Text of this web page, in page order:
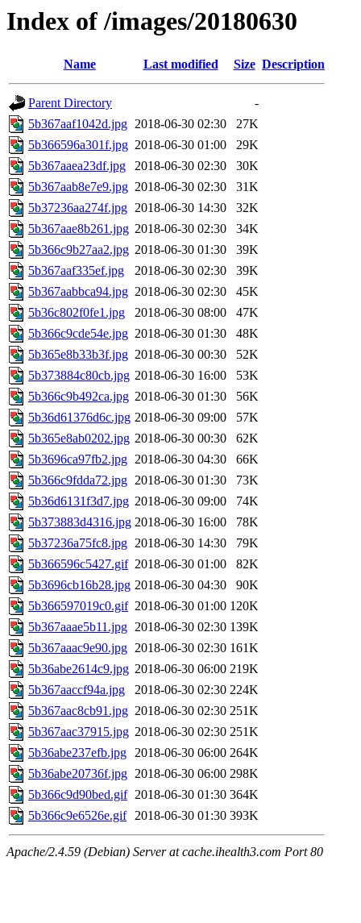
Index of /images/20180630
Name Last modified Size Description
Parent Directory
-
5b367aaf1042d.jpg 2018-06-30 02:30
27K
5b366596a301f.jpg 2018-06-30 01:00
29K
5b367aaea23df.jpg
2018-06-30 02:30
30K
5b367aab8e7e9.jpg 2018-06-30 02:30
31K
5b37236aa274f.jpg 2018-06-30 14:30
32K
5b367aae8b261.jpg 2018-06-30 02:30
34K
5b366c9b27aa2.jpg 2018-06-30 01:30
39K
5b367aaf335ef.jpg
2018-06-30 02:30
39K
5b367aabbca94.jpg 2018-06-30 02:30
45K
5b36c802f0fe1.jpg
2018-06-30 08:00
47K
5b366c9cde54e.jpg 2018-06-30 01:30
48K
5b365e8b33b3f.jpg 2018-06-30 00:30
52K
5b373884c80cb.jpg 2018-06-30 16:00
53K
5b366c9b492ca.jpg 2018-06-30 01:30
56K
5b36d61376d6c.jpg 2018-06-30 09:00
57K
5b365e8ab0202.jpg 2018-06-30 00:30
62K
5b3696ca97fb2.jpg 2018-06-30 04:30
66K
5b366c9fdda72.jpg 2018-06-30 01:30
73K
5b36d6131f3d7.jpg 2018-06-30 09:00
74K
5b373883d4316.jpg 2018-06-30 16:00
78K
5b37236a75fc8.jpg 2018-06-30 14:30
79K
5b366596c5427.gif 2018-06-30 01:00
82K
5b3696cb16b28.jpg 2018-06-30 04:30
90K
5b366597019c0.gif 2018-06-30 01:00 120K
5b367aaae5b11.jpg 2018-06-30 02:30 139K
5b367aaac9e90.jpg 2018-06-30 02:30 161K
5b36abe2614c9.jpg 2018-06-30 06:00 219K
5b367aaccf94a.jpg
2018-06-30 02:30 224K
5b367aac8cb91.jpg 2018-06-30 02:30 251K
5b367aac37915.jpg 2018-06-30 02:30 251K
5b36abe237efb.jpg 2018-06-30 06:00 264K
5b36abe20736f.jpg 2018-06-30 06:00 298K
5b366c9d90bed.gif 2018-06-30 01:30 364K
5b366c9e6526e.gif 2018-06-30 01:30 393K
Apache/2.4.59 (Debian) Server at cache.ihealth3.com Port 80